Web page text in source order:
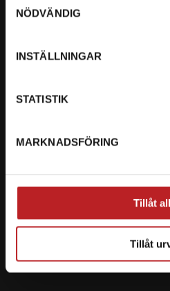
NÖDVÄNDIG
INSTÄLLNINGAR
STATISTIK
MARKNADSFÖRING
Tillåt
Tillåt
Org. nummer: 5566689278
Ryckepungsvägen 3, 79177 Falun
Vi erbjuder flera olika
skyddade med